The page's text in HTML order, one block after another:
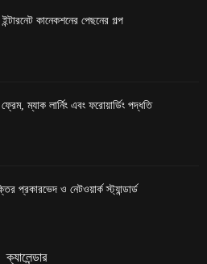
কানেকশনের পেছনের গল্প
ম্যাক লার্নিং এবং ফরোয়ার্ডিং পদ্ধতি
প্রকারভেদ ও নেটওয়ার্ক স্ট্যান্ডার্ড
ক্যালেন্ডার